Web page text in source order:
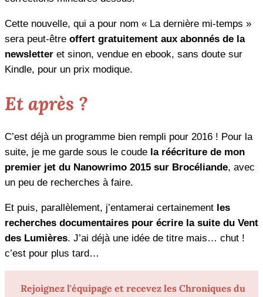
Cette nouvelle, qui a pour nom « La dernière mi-temps »
sera peut-être offert gratuitement aux abonnés de la
newsletter et sinon, vendue en ebook, sans doute sur
Kindle, pour un prix modique.
Et après ?
C’est déjà un programme bien rempli pour 2016 ! Pour la
suite, je me garde sous le coude la réécriture de mon
premier jet du Nanowrimo 2015 sur Brocéliande, avec
un peu de recherches à faire.
Et puis, parallèlement, j’entamerai certainement les
recherches documentaires pour écrire la suite du Vent
des Lumières. J’ai déjà une idée de titre mais… chut !
c’est pour plus tard…